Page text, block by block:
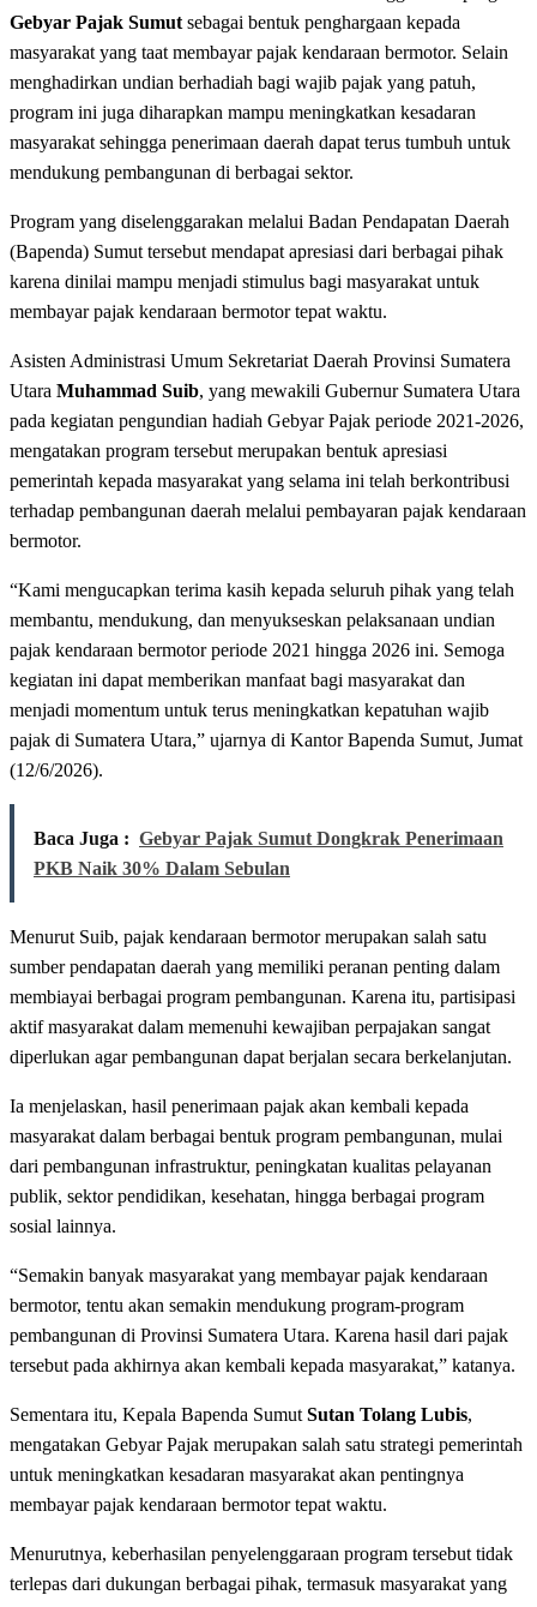
Gebyar Pajak Sumut sebagai bentuk penghargaan kepada
masyarakat yang taat membayar pajak kendaraan bermotor. Selain
menghadirkan undian berhadiah bagi wajib pajak yang patuh,
program ini juga diharapkan mampu meningkatkan kesadaran
masyarakat sehingga penerimaan daerah dapat terus tumbuh untuk
mendukung pembangunan di berbagai sektor.
Program yang diselenggarakan melalui Badan Pendapatan Daerah
(Bapenda) Sumut tersebut mendapat apresiasi dari berbagai pihak
karena dinilai mampu menjadi stimulus bagi masyarakat untuk
membayar pajak kendaraan bermotor tepat waktu.
Asisten Administrasi Umum Sekretariat Daerah Provinsi Sumatera
Utara Muhammad Suib, yang mewakili Gubernur Sumatera Utara
pada kegiatan pengundian hadiah Gebyar Pajak periode 2021-2026,
mengatakan program tersebut merupakan bentuk apresiasi
pemerintah kepada masyarakat yang selama ini telah berkontribusi
terhadap pembangunan daerah melalui pembayaran pajak kendaraan
bermotor.
“Kami mengucapkan terima kasih kepada seluruh pihak yang telah
membantu, mendukung, dan menyukseskan pelaksanaan undian
pajak kendaraan bermotor periode 2021 hingga 2026 ini. Semoga
kegiatan ini dapat memberikan manfaat bagi masyarakat dan
menjadi momentum untuk terus meningkatkan kepatuhan wajib
pajak di Sumatera Utara,” ujarnya di Kantor Bapenda Sumut, Jumat
(12/6/2026).
Baca Juga : Gebyar Pajak Sumut Dongkrak Penerimaan
PKB Naik 30% Dalam Sebulan
Menurut Suib, pajak kendaraan bermotor merupakan salah satu
sumber pendapatan daerah yang memiliki peranan penting dalam
membiayai berbagai program pembangunan. Karena itu, partisipasi
aktif masyarakat dalam memenuhi kewajiban perpajakan sangat
diperlukan agar pembangunan dapat berjalan secara berkelanjutan.
Ia menjelaskan, hasil penerimaan pajak akan kembali kepada
masyarakat dalam berbagai bentuk program pembangunan, mulai
dari pembangunan infrastruktur, peningkatan kualitas pelayanan
publik, sektor pendidikan, kesehatan, hingga berbagai program
sosial lainnya.
“Semakin banyak masyarakat yang membayar pajak kendaraan
bermotor, tentu akan semakin mendukung program-program
pembangunan di Provinsi Sumatera Utara. Karena hasil dari pajak
tersebut pada akhirnya akan kembali kepada masyarakat,” katanya.
Sementara itu, Kepala Bapenda Sumut Sutan Tolang Lubis,
mengatakan Gebyar Pajak merupakan salah satu strategi pemerintah
untuk meningkatkan kesadaran masyarakat akan pentingnya
membayar pajak kendaraan bermotor tepat waktu.
Menurutnya, keberhasilan penyelenggaraan program tersebut tidak
terlepas dari dukungan berbagai pihak, termasuk masyarakat yang